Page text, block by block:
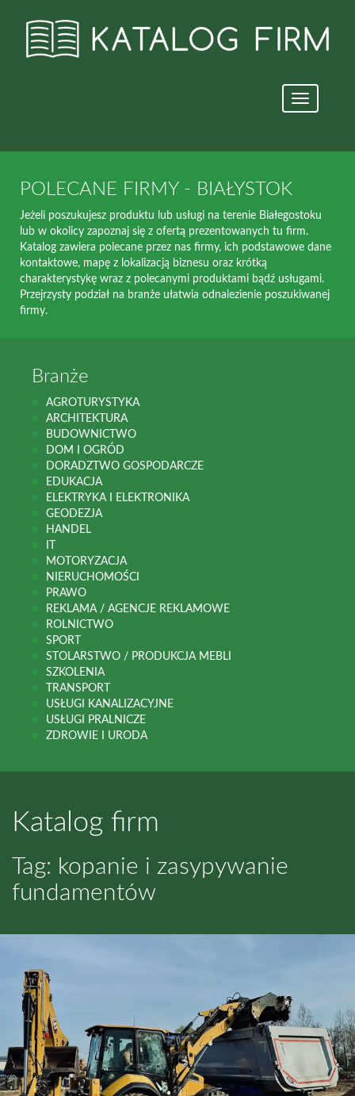
Nawigacja
strony
POLECANE FIRMY - BIAŁYSTOK
Jeżeli poszukujesz produktu lub usługi na terenie Białegostoku
lub w okolicy zapoznaj się z ofertą prezentowanych tu firm.
Katalog zawiera polecane przez nas firmy, ich podstawowe dane
kontaktowe, mapę z lokalizacją biznesu oraz krótką
charakterystykę wraz z polecanymi produktami bądź usługami.
Przejrzysty podział na branże ułatwia odnalezienie poszukiwanej
firmy.
Branże
AGROTURYSTYKA
ARCHITEKTURA
BUDOWNICTWO
DOM I OGRÓD
DORADZTWO GOSPODARCZE
EDUKACJA
ELEKTRYKA I ELEKTRONIKA
GEODEZJA
HANDEL
MOTORYZACJA
NIERUCHOMOŚCI
PRAWO
REKLAMA / AGENCJE REKLAMOWE
ROLNICTWO
SPORT
STOLARSTWO / PRODUKCJA MEBLI
SZKOLENIA
TRANSPORT
USŁUGI KANALIZACYJNE
USŁUGI PRALNICZE
ZDROWIE I URODA
Katalog firm
Tag: kopanie i zasypywanie
fundamentów